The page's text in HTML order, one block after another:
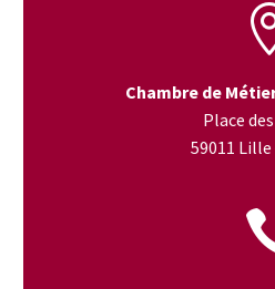
Chambre de
Place
59011 Lille